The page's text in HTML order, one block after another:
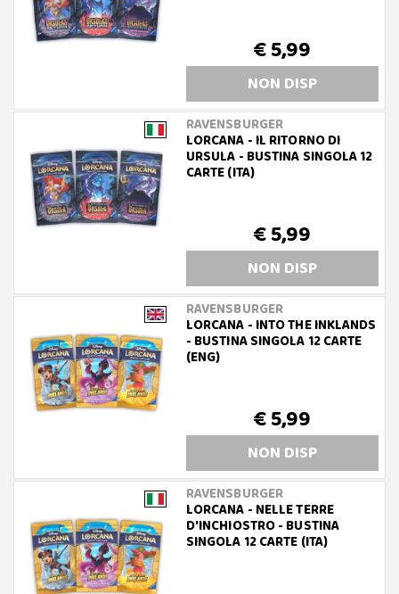
€ 5,99
NON DISP
RAVENSBURGER
LORCANA - IL RITORNO DI
URSULA - BUSTINA SINGOLA 12
CARTE (ITA)
€ 5,99
NON DISP
RAVENSBURGER
LORCANA - INTO THE INKLANDS
- BUSTINA SINGOLA 12 CARTE
(ENG)
€ 5,99
NON DISP
RAVENSBURGER
LORCANA - NELLE TERRE
D'INCHIOSTRO - BUSTINA
SINGOLA 12 CARTE (ITA)